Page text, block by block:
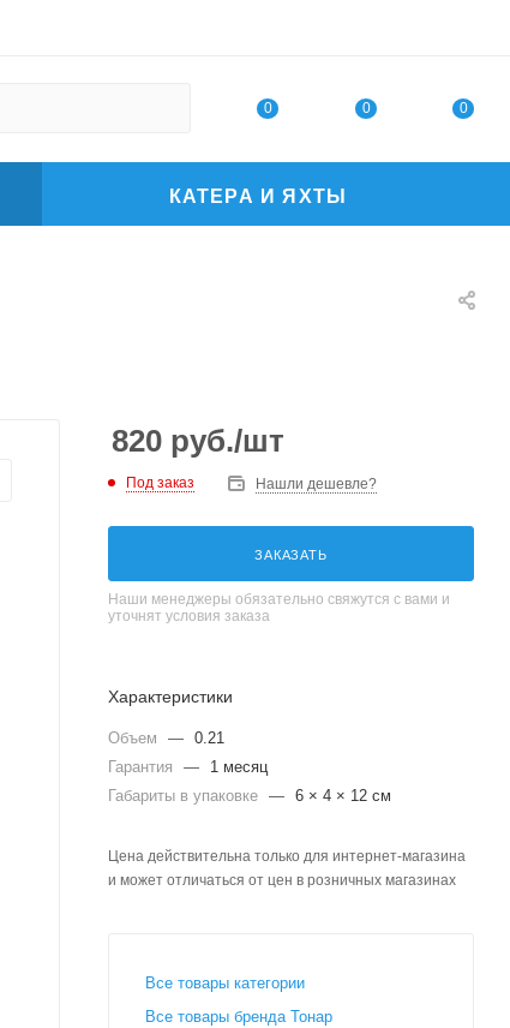
0 0 0
КАТЕРА И ЯХТЫ
820 руб./шт
Под заказ Нашли дешевле?
ЗАКАЗАТЬ
Наши менеджеры обязательно свяжутся с вами и
уточнят условия заказа
Характеристики
Объем — 0.21
Гарантия
—
1 месяц
Габариты в упаковке — 6 × 4 × 12 см
Цена действительна только для интернет-магазина
и может отличаться от цен в розничных магазинах
Все товары категории
Все товары бренда Тонар